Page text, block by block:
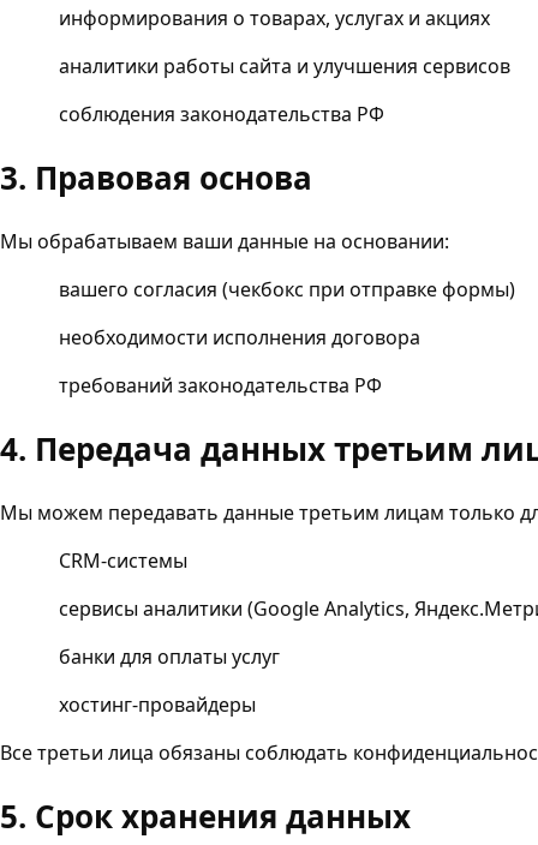
информирования о товарах, услугах и акциях
аналитики работы сайта и улучшения сервисов
соблюдения законодательства РФ
3. Правовая основа
Мы обрабатываем ваши данные на основании:
вашего согласия (чекбокс при отправке формы)
необходимости исполнения договора
требований законодательства РФ
4. Передача данных третьим
Мы можем передавать данные третьим лицам только
CRM-системы
сервисы аналитики (Google Analytics,
банки для оплаты услуг
хостинг-провайдеры
Все третьи лица обязаны соблюдать
5. Срок хранения данных